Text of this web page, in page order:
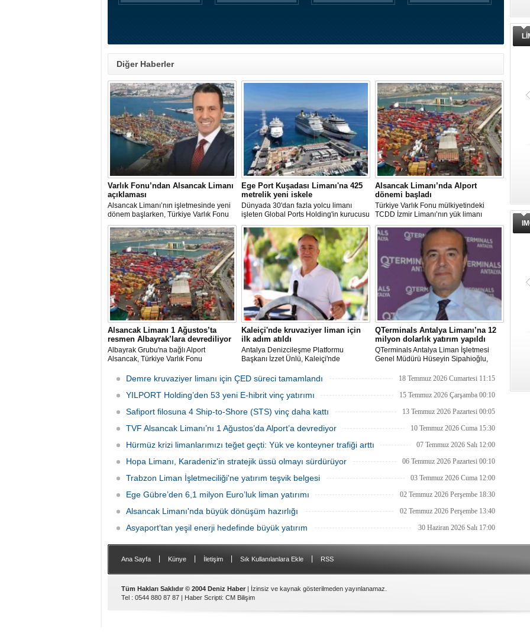
Diğer Haberler
Varlık Fonu’ndan Alsancak Limanı
açıklaması
Alsancak Limanı’nın işletmesinde yeni
dönem başlarken, Türkiye Varlık Fonu
Yatırımlardan Sorumlu Genel Müdür
Yardımcısı Aziz Murat Uluğ, limanda
satış ya da imtiyaz devri yapılmadığını
belirterek, “Yük limanı operasyonlarını
yerli ve milli Alport’a teslim ettik”
açıklamasında bulundu.
Ege Port Kuşadası Limanı'na 425
metrelik yeni iskele
Dünyada 30'dan fazla yolcu limanı
işleten Global Ports Holding'in kurucusu
ve Yönetim Kurulu Başkanı Mehmet
Kutman'ın sahibi olduğu Ege Port
Kuşadası, yeni bir yatırım hamlesine
hazırlanıyor.
Alsancak Limanı’nda Alport
dönemi başladı
Türkiye Varlık Fonu mülkiyetindeki
TCDD İzmir Limanı’nın yük limanı
faaliyetleri, Albayrak Grubu’nun
uluslararası liman işletmeciliği markası
Alport bünyesinde kurulan Alport
Alsancak Liman İşletmeciliği AŞ’ye
devredildi.
Alsancak Limanı 1 Ağustos’ta
resmen Albayrak’lara devrediliyor
Albayrak Grubu'na bağlı Alport
Alsancak, Türkiye Varlık Fonu
yük limanı işletmesini 1 Ağustos 2026
itibarıyla devralacağını liman
kullanıcılarına gönderdiği resmi yazıyla
Kaleiçi'nde kruvaziyer liman için
ilk adım atıldı
Antalya Denizcileşme Platformu
Başkanı İzzet Ünlü, Kaleiçi'nde
Ulaştırma ve Altyapı Bakanlığı 6'ncı
çalışma başlatıldığını açıkladı.
QTerminals Antalya Limanı’na 12
milyon dolarlık yatırım yapıldı
QTerminals Antalya Liman İşletmesi
Genel Müdürü Hüseyin Sipahioğlu,
yatırım yapıldığını, 2026’nın ilk yarısında
yüzde 36 artış yaşandığını söyledi.
Demre kruvaziyer limanı için ÇED süreci tamamlandı 18 Temmuz 2026 Cumartesi 11:15
YILPORT Holding’den 53 yeni E-hibrit vinç yatırımı 15 Temmuz 2026 Çarşamba 00:10
Safiport filosuna 4 Ship-to-Shore (STS) vinç daha kattı 13 Temmuz 2026 Pazartesi 00:05
TVF Alsancak Limanı’nı 1 Ağustos’da Alport’a devrediyor 10 Temmuz 2026 Cuma 15:30
Hürmüz krizi limanlarımızı teğet geçti: Yük ve konteyner trafiği arttı 07 Temmuz 2026 Salı 12:00
Hopa Limanı, Karadeniz'in stratejik üssü olmayı sürdürüyor 06 Temmuz 2026 Pazartesi 00:10
Trabzon Liman İşletmeciliği'ne yatırım teşvik belgesi 03 Temmuz 2026 Cuma 12:00
Ege Gübre’den 6,1 milyon Euro’luk liman yatırımı 02 Temmuz 2026 Perşembe 18:30
Alsancak Limanı'nda büyük dönüşüm hazırlığı 02 Temmuz 2026 Perşembe 13:40
Asyaport’tan yeşil enerji hedefinde büyük yatırım 30 Haziran 2026 Salı 17:00
Ana Sayfa Künye İletişim Sık Kullanılanlara Ekle RSS
Tüm Hakları Saklıdır © 2004 Deniz Haber | İzinsiz ve kaynak gösterilmeden yayınlanamaz.
Tel : 0544 880 87 87 | Haber Scripti: CM Bilişim